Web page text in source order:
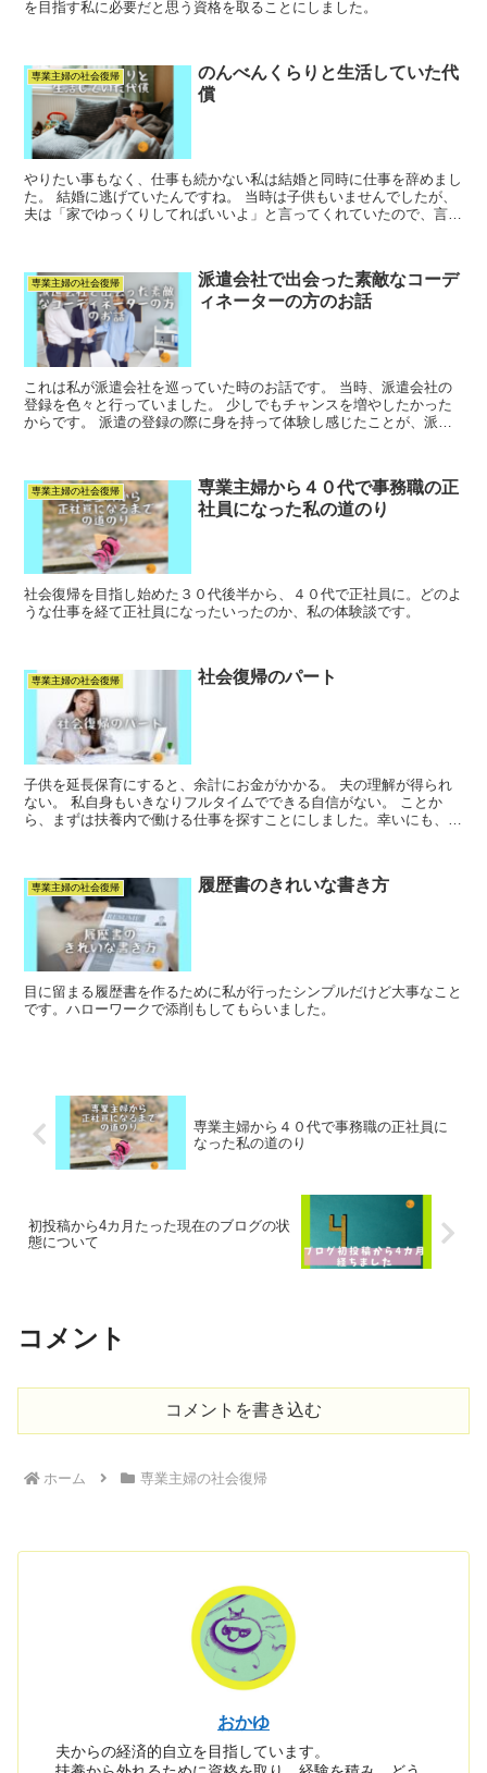
を目指す私に必要だと思う資格を取ることにしました。
専業主婦の社会復帰
のんべんくらりと生活していた代
償
やりたい事もなく、仕事も続かない私は結婚と同時に仕事を辞めまし
た。 結婚に逃げていたんですね。 当時は子供もいませんでしたが、
夫は「家でゆっくりしてればいいよ」と言ってくれていたので、言葉
専業主婦の社会復帰
派遣会社で出会った素敵なコーデ
ィネーターの方のお話
これは私が派遣会社を巡っていた時のお話です。 当時、派遣会社の
登録を色々と行っていました。 少しでもチャンスを増やしたかった
からです。 派遣の登録の際に身を持って体験し感じたことが、派遣
専業主婦の社会復帰
専業主婦から４０代で事務職の正
社員になった私の道のり
社会復帰を目指し始めた３０代後半から、４０代で正社員に。どのよ
うな仕事を経て正社員になったいったのか、私の体験談です。
専業主婦の社会復帰 社会復帰のパート
子供を延長保育にすると、余計にお金がかかる。 夫の理解が得られ
ない。 私自身もいきなりフルタイムでできる自信がない。 ことか
ら、まずは扶養内で働ける仕事を探すことにしました。幸いにも、時
専業主婦の社会復帰 履歴書のきれいな書き方
目に留まる履歴書を作るために私が行ったシンプルだけど大事なこと
です。ハローワークで添削もしてもらいました。
専業主婦から４０代で事務職の正社員に
なった私の道のり
初投稿から4カ月たった現在のブログの状
態について
コメント
コメントを書き込む
ホーム 専業主婦の社会復帰
おかゆ
夫からの経済的自立を目指しています。